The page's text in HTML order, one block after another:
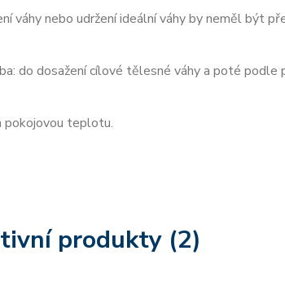
váhy nebo udržení ideální váhy by neměl být
do dosažení cílové tělesné váhy a poté podle
pokojovou teplotu.
produkty (2)